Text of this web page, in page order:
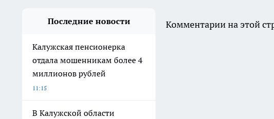
Последние новости
Калужская пенсионерка
отдала мошенникам более 4
миллионов рублей
11:15
В Калужской области
Комментарии на этой